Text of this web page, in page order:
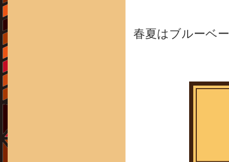
春夏はブルーベ